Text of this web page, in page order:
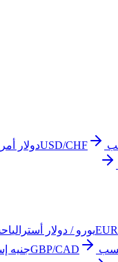
USD/CHFدولار
يورو / دولار أسترالي
GBP/CADجنيه